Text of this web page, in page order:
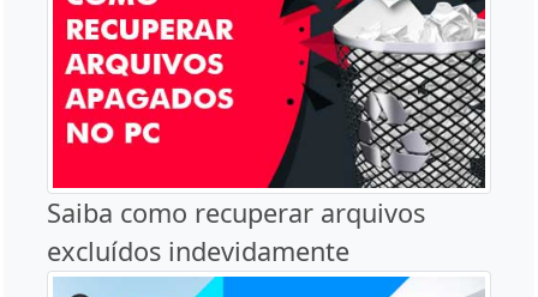
Saiba como recuperar arquivos
excluídos indevidamente